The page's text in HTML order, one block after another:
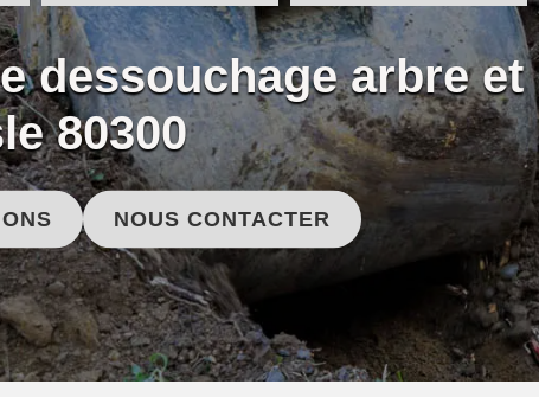
dessouchage arbre et
80300
NOUS CONTACTER